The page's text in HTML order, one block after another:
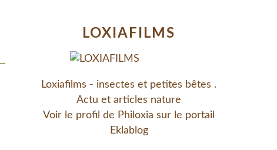
LOXIAFILMS
Loxiafilms - insectes et petites bêtes .
Actu et articles nature
Voir le profil de Philoxia sur le portail
Eklablog